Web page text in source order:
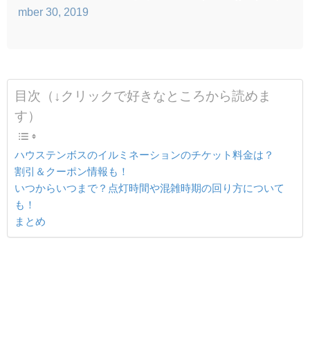
mber 30, 2019
目次（↓クリックで好きなところから読めま
す）
ハウステンボスのイルミネーションのチケット料金は？
割引＆クーポン情報も！
いつからいつまで？点灯時間や混雑時期の回り方について
も！
まとめ